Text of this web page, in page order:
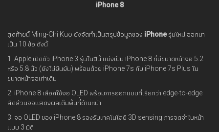
iPhone 8
สุดท้ายนี้ Ming-Chi Kuo ยังจัดทำเป็นสรุปข้อมูลของ iPhoneรุ่นใหม่ ออกมา
เป็น 10 ข้อ ดังนี้
1. Apple เปิดตัว iPhone 3 รุ่นในปีนี้ แบ่งเป็น iPhone 8 ที่มีขนาดหน้าจอ 5.2
หรือ 5.8 นิ้ว (ยังไม่ยืนยัน) พร้อมด้วย iPhone 7s กับ iPhone 7s Plus ใน
ขนาดหน้าจอเท่าเดิม
2. iPhone 8 เลือกใช้จอ OLED พร้อมการออกแบบที่เรียกว่า edge-to-edge
สัดส่วนจอแสดงผลเต็มพื้นที่้ด้านหน้า
3. จอ OLED ของ iPhone 8 รองรับเทคโนโลยี 3D sensing การจดจำใบหน้า
แบบ 3 มิติ